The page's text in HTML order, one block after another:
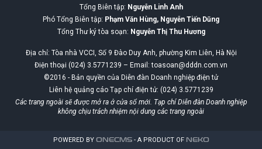
Tổng Biên tập: Nguyễn Linh Anh
Phó Tổng Biên tập: Phạm Văn Hùng, Nguyễn Tiến Dũng
Tổng Thư ký tòa soạn: Nguyễn Thị Thu Hương
Địa chỉ: Tòa nhà VCCI, Số 9 Đào Duy Anh, phường Kim Liên, Hà Nội
Điện thoại (024) 3.5771239 – Email: toasoan@dddn.com.vn
©2016 - Bản quyền của Diễn đàn Doanh nghiệp điện tử
Liên hệ quảng cáo Tạp chí điện tử: (024) 3.5771239
Các trang ngoài sẽ được mở ra ở cửa sổ mới. Tạp chí Diễn đàn Doanh nghiệp
không chịu trách nhiệm nội dung các trang ngoài
POWERED BY ONECMS- A PRODUCT OF NEKO